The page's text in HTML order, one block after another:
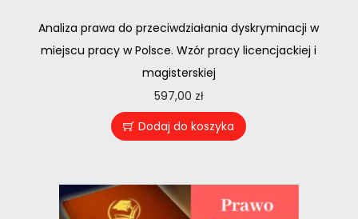
Analiza prawa do przeciwdziałania dyskryminacji w
miejscu pracy w Polsce. Wzór pracy licencjackiej i
magisterskiej
597,00 zł
Dodaj do koszyka